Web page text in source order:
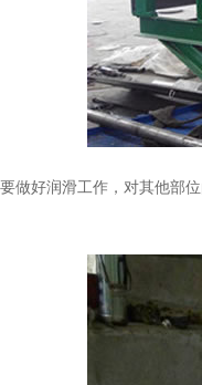
做好润滑工作，对其他部